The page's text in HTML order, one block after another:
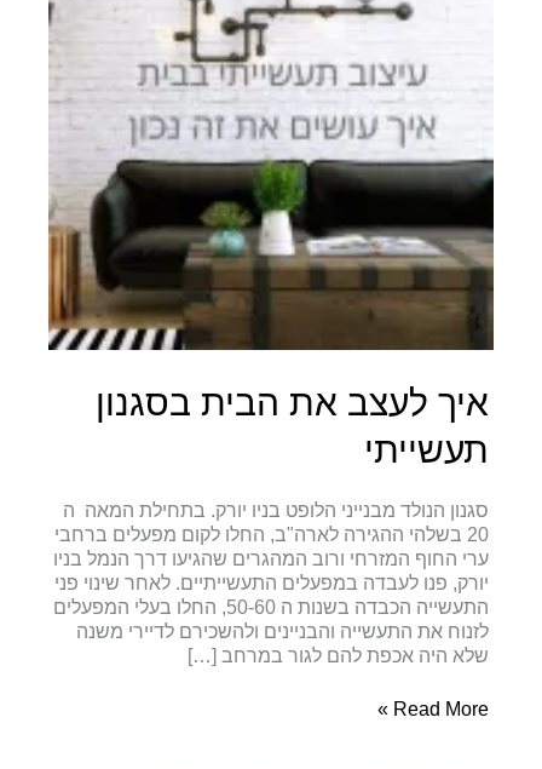
איך לעצב את הבית בסגנון
תעשייתי
סגנון הנולד מבנייני הלופט בניו יורק. בתחילת המאה ה
20 בשלהי ההגירה לארה"ב, החלו לקום מפעלים ברחבי
ערי החוף המזרחי ורוב המהגרים שהגיעו דרך הנמל בניו
יורק, פנו לעבדה במפעלים התעשייתיים. לאחר שינוי פני
התעשייה הכבדה בשנות ה 50-60, החלו בעלי המפעלים
לזנוח את התעשייה והבניינים ולהשכירם לדיירי משנה
שלא היה אכפת להם לגור במרחב […]
איך
Read More »